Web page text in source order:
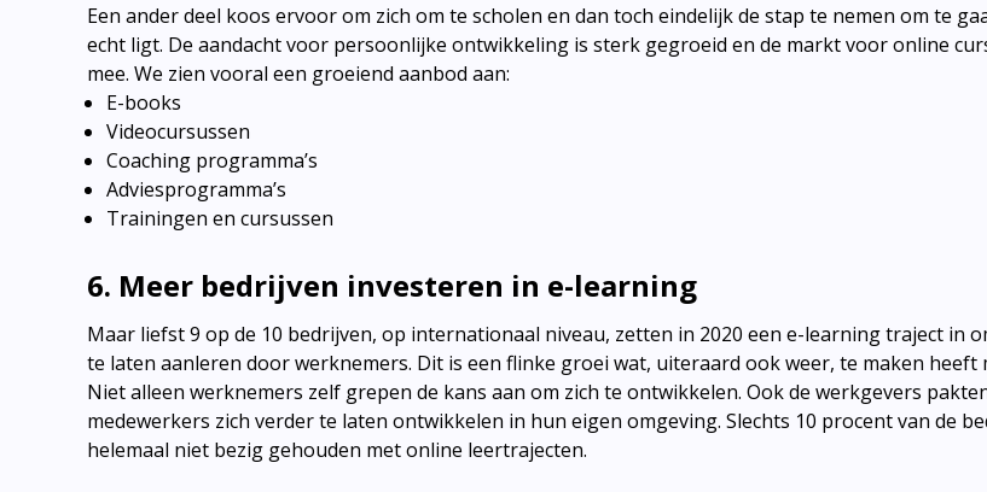
Een ander deel koos ervoor om zich om te scholen en dan toch eindelijk de stap te nemen om te
echt ligt. De aandacht voor persoonlijke ontwikkeling is sterk gegroeid en de markt voor online
mee. We zien vooral een groeiend aanbod aan:
E-books
Videocursussen
Coaching programma’s
Adviesprogramma’s
Trainingen en cursussen
6. Meer bedrijven investeren in e-learning
Maar liefst 9 op de 10 bedrijven, op internationaal niveau, zetten in 2020 een e-learning traject in
te laten aanleren door werknemers. Dit is een flinke groei wat, uiteraard ook weer, te maken heeft
Niet alleen werknemers zelf grepen de kans aan om zich te ontwikkelen. Ook de werkgevers
medewerkers zich verder te laten ontwikkelen in hun eigen omgeving. Slechts 10 procent van de
helemaal niet bezig gehouden met online leertrajecten.